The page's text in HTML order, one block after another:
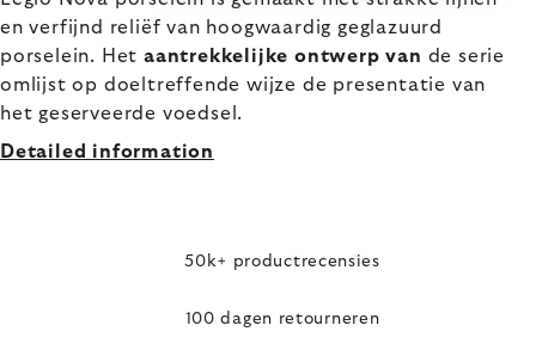
en verfijnd reliëf van hoogwaardig geglazuurd
porselein. Hetaantrekkelijke ontwerp van de serie
omlijst op doeltreffende wijze de presentatie van
het geserveerde voedsel.
Detailed information
50k+ productrecensies
100 dagen retourneren